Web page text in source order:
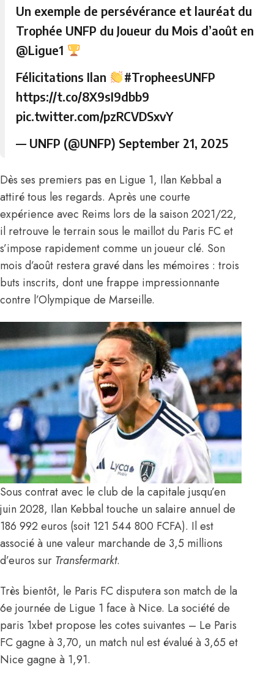
Un exemple de persévérance et lauréat du
Trophée UNFP du Joueur du Mois d’août en
@Ligue1
Félicitations Ilan
#TropheesUNFP
https://t.co/8X9sI9dbb9
pic.twitter.com/pzRCVDSxvY
— UNFP (@UNFP) September 21, 2025
Dès ses premiers pas en Ligue 1, Ilan Kebbal a
attiré tous les regards. Après une courte
expérience avec Reims lors de la saison 2021/22,
il retrouve le terrain sous le maillot du Paris FC et
s’impose rapidement comme un joueur clé. Son
mois d’août restera gravé dans les mémoires : trois
buts inscrits, dont une frappe impressionnante
contre l’Olympique de Marseille.
Sous contrat avec le club de la capitale jusqu’en
juin 2028, Ilan Kebbal touche un salaire annuel de
186 992 euros (soit 121 544 800 FCFA). Il est
associé à une valeur marchande de 3,5 millions
d’euros sur Transfermarkt.
Très bientôt, le Paris FC disputera son match de la
6e journée de Ligue 1 face à Nice. La société de
paris 1xbet propose les cotes suivantes – Le Paris
FC gagne à 3,70, un match nul est évalué à 3,65 et
Nice gagne à 1,91.